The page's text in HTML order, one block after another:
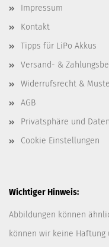
Impressum
Kontakt
Tipps für LiPo Akkus
Versand- &
Widerrufsrecht &
AGB
Privatsphäre und
Cookie Einstellungen
Wichtiger Hinweis:
Abbildungen können
können wir keine